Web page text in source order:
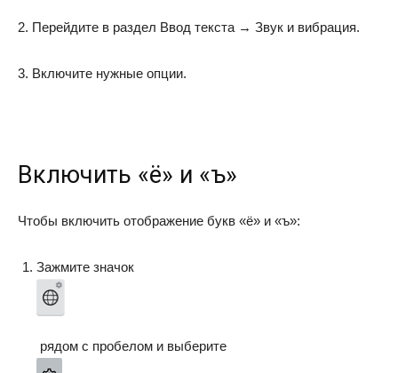
2. Перейдите в раздел Ввод текста → Звук и вибрация.
3. Включите нужные опции.
Включить «ё» и «ъ»
Чтобы включить отображение букв «ё» и «ъ»:
Зажмите значок
рядом с пробелом и выберите